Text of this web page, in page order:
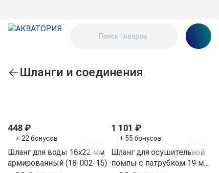
Шланги и соединения
448 ₽
+ 22 бонусов
Шланг для воды 16х22 мм
армированный (18-002-15)
1 101 ₽
+ 55 бонусов
Шланг для осушительной
помпы с патрубком 19 мм